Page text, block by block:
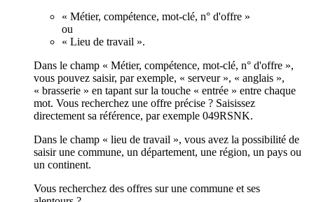
« Métier, compétence, mot-clé, n° d'offre »
ou
« Lieu de travail ».
Dans le champ « Métier, compétence, mot-clé, n° d'offre »,
vous pouvez saisir, par exemple, « serveur », « anglais »,
« brasserie » en tapant sur la touche « entrée » entre chaque
mot. Vous recherchez une offre précise ? Saisissez
directement sa référence, par exemple 049RSNK.
Dans le champ « lieu de travail », vous avez la possibilité de
saisir une commune, un département, une région, un pays ou
un continent.
Vous recherchez des offres sur une commune et ses